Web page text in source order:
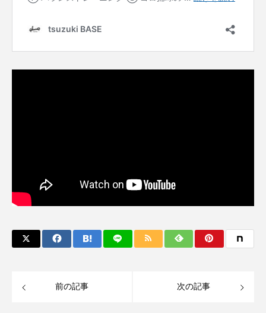
前の記事 次の記事